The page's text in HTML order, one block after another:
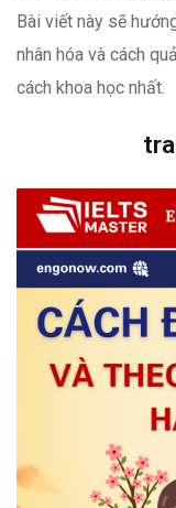
Bài viết này sẽ
nhân hóa và cách
cách khoa học nhất.